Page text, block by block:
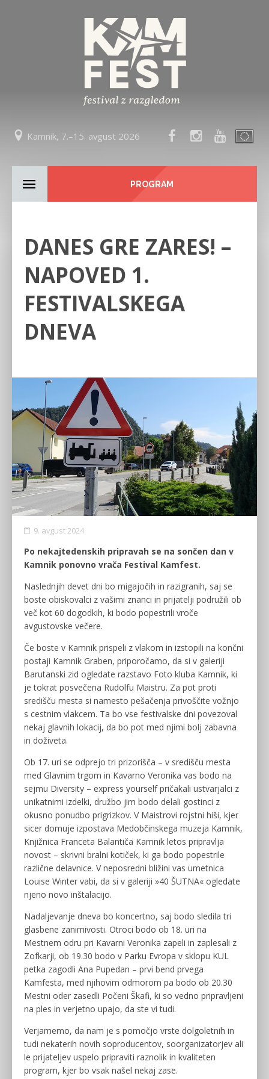
Kamnik, 7.–15. avgust 2026
PROGRAM
DANES GRE ZARES! –
NAPOVED 1.
FESTIVALSKEGA
DNEVA
9. avgust 2024
Po nekajtedenskih pripravah se na sončen dan v
Kamnik ponovno vrača Festival Kamfest.
Naslednjih devet dni bo migajočih in razigranih, saj se
boste obiskovalci z vašimi znanci in prijatelji podružili ob
več kot 60 dogodkih, ki bodo popestrili vroče
avgustovske večere.
Če boste v Kamnik prispeli z vlakom in izstopili na končni
postaji Kamnik Graben, priporočamo, da si v galeriji
Barutanski zid ogledate razstavo Foto kluba Kamnik, ki
je tokrat posvečena Rudolfu Maistru. Za pot proti
središču mesta si namesto pešačenja privoščite vožnjo
s cestnim vlakcem. Ta bo vse festivalske dni povezoval
nekaj glavnih lokacij, da bo pot med njimi bolj zabavna
in doživeta.
Ob 17. uri se odprejo tri prizorišča – v središču mesta
med Glavnim trgom in Kavarno Veronika vas bodo na
sejmu Diversity – express yourself pričakali ustvarjalci z
unikatnimi izdelki, družbo jim bodo delali gostinci z
okusno ponudbo prigrizkov. V Maistrovi rojstni hiši, kjer
sicer domuje izpostava Medobčinskega muzeja Kamnik,
Knjižnica Franceta Balantiča Kamnik letos pripravlja
novost – skrivni bralni kotiček, ki ga bodo popestrile
različne delavnice. V neposredni bližini vas umetnica
Louise Winter vabi, da si v galeriji »40 ŠUTNA« ogledate
njeno novo inštalacijo.
Nadaljevanje dneva bo koncertno, saj bodo sledila tri
glasbene zanimivosti. Otroci bodo ob 18. uri na
Mestnem odru pri Kavarni Veronika zapeli in zaplesali z
Zofkarji, ob 19.30 bodo v Parku Evropa v sklopu KUL
petka zagodli Ana Pupedan – prvi bend prvega
Kamfesta, med njihovim odmorom pa bodo ob 20.30
Mestni oder zasedli Počeni Škafi, ki so vedno pripravljeni
na ples in verjetno upajo, da ste vi tudi.
Verjamemo, da nam je s pomočjo vrste dolgoletnih in
tudi nekaterih novih soproducentov, soorganizatorjev ali
le prijateljev uspelo pripraviti raznolik in kvaliteten
program, kjer bo vsak našel nekaj zase.